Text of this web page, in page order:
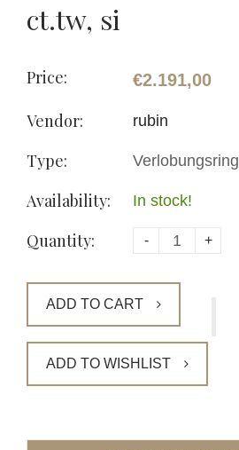
ct.tw, si
Price: €2.191,00
Vendor: rubin
Type: Verlobungsring
Availability: In stock!
Quantity: - +
ADD TO CART
ADD TO WISHLIST